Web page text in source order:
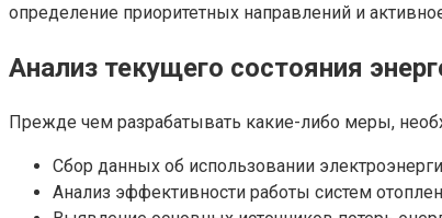
определение приоритетных направлений и
Анализ текущего состояния
Прежде чем разрабатывать какие-либо меры,
Сбор данных об использовании
Анализ эффективности работы систем